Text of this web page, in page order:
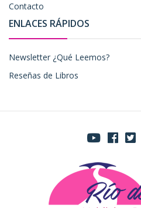
Contacto
ENLACES RÁPIDOS
Newsletter ¿Qué Leemos?
Reseñas de Libros